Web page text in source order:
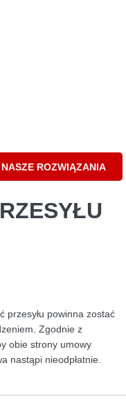
ROZWIĄZANIA
przesyłu powinna zostać
Zgodnie z
obie strony umowy
nastąpi nieodpłatnie.